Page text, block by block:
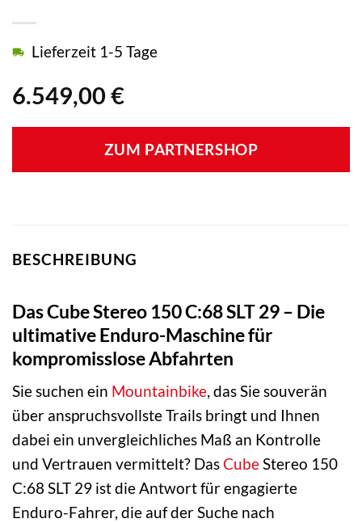
6.549,00 €
Lieferzeit 1-5 Tage
ZUM PARTNERSHOP
BESCHREIBUNG
Das Cube Stereo 150 C:68 SLT 29 – Die
ultimative Enduro-Maschine für
kompromisslose Abfahrten
Sie suchen ein Mountainbike, das Sie souverän
über anspruchsvollste Trails bringt und Ihnen
dabei ein unvergleichliches Maß an Kontrolle
und Vertrauen vermittelt? DasCubeStereo 150
C:68 SLT 29 ist die Antwort für engagierte
Enduro-Fahrer, die auf der Suche nach